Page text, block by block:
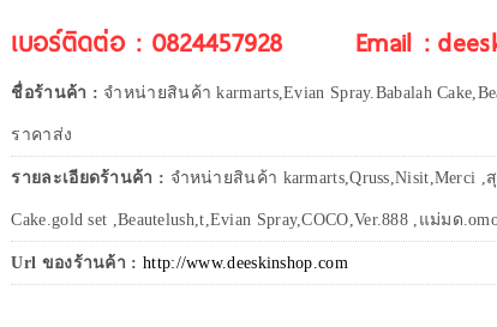
เบอร์ติดต่อ : 0824457928 Email :
ชื่อร้านค้า : จำหน่ายสินค้า karmarts,Evian Spray.Babalah
ราคาส่ง
รายละเอียดร้านค้า : จำหน่ายสินค้า karmarts,Qruss,Nisit,Merci ,
Cake.gold set ,Beautelush,t,Evian Spray,COCO,Ver.888 ,แม่มด
Url ของร้านค้า : http://www.deeskinshop.com